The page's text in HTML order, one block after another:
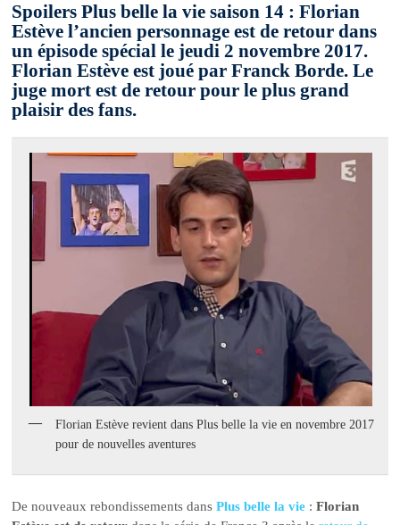
Spoilers Plus belle la vie saison 14 : Florian
Estève l’ancien personnage est de retour dans
un épisode spécial le jeudi 2 novembre 2017.
Florian Estève est joué par Franck Borde. Le
juge mort est de retour pour le plus grand
plaisir des fans.
Florian Estève revient dans Plus belle la vie en novembre 2017
pour de nouvelles aventures
De nouveaux rebondissements dansPlus belle la vie :Florian